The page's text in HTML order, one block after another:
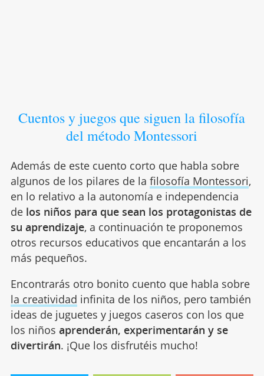
Cuentos y juegos que siguen la filosofía
del método Montessori
Además de este cuento corto que habla sobre
algunos de los pilares de la filosofía Montessori,
en lo relativo a la autonomía e independencia
de los niños para que sean los protagonistas de
su aprendizaje, a continuación te proponemos
otros recursos educativos que encantarán a los
más pequeños.
Encontrarás otro bonito cuento que habla sobre
la creatividad infinita de los niños, pero también
ideas de juguetes y juegos caseros con los que
los niños aprenderán, experimentarán y se
divertirán. ¡Que los disfrutéis mucho!